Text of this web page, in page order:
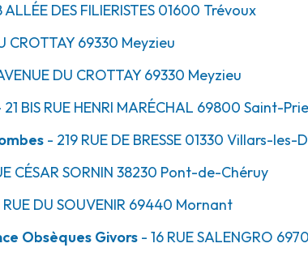
22.1km
DES FILIERISTES 01600 Trévoux
CROTTAY 69330 Meyzieu
DU CROTTAY 69330 Meyzieu
21 BIS RUE HENRI MARÉCHAL 69800 Saint-
- 219 RUE DE BRESSE 01330 Villars-les-
CÉSAR SORNIN 38230 Pont-de-Chéruy
RUE DU SOUVENIR 69440 Mornant
Obsèques Givors - 16 RUE SALENGRO